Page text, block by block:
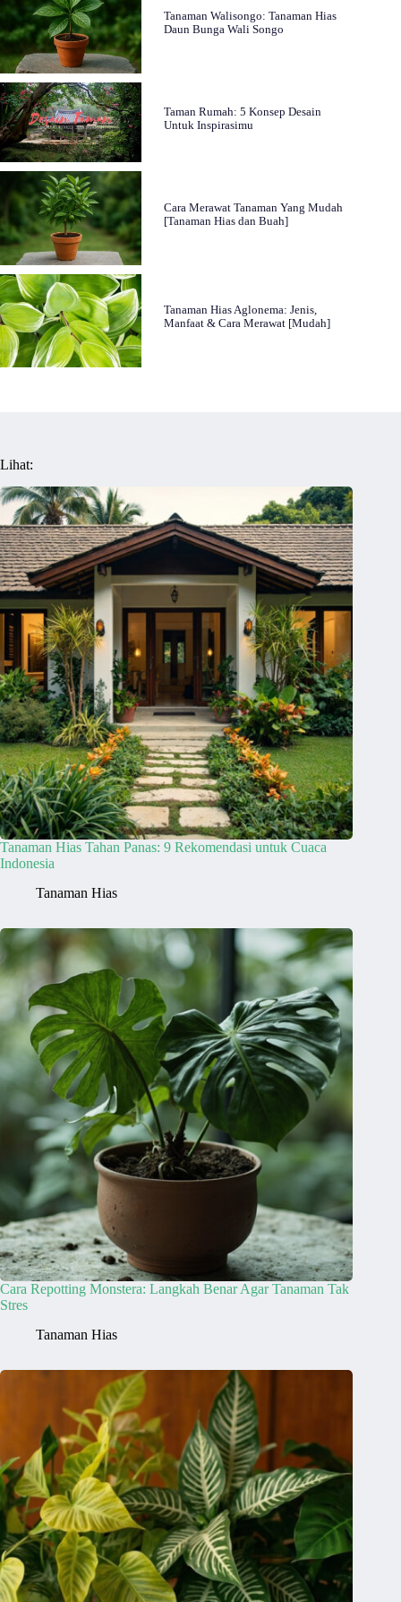
Tanaman Walisongo: Tanaman Hias
Daun Bunga Wali Songo
Taman Rumah: 5 Konsep Desain
Untuk Inspirasimu
Cara Merawat Tanaman Yang Mudah
[Tanaman Hias dan Buah]
Tanaman Hias Aglonema: Jenis,
Manfaat & Cara Merawat [Mudah]
Lihat:
Tanaman Hias Tahan Panas: 9 Rekomendasi untuk Cuaca
Indonesia
Tanaman Hias
Cara Repotting Monstera: Langkah Benar Agar Tanaman Tak
Stres
Tanaman Hias